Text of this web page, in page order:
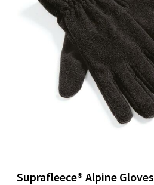
Suprafleece® Alpine Gloves